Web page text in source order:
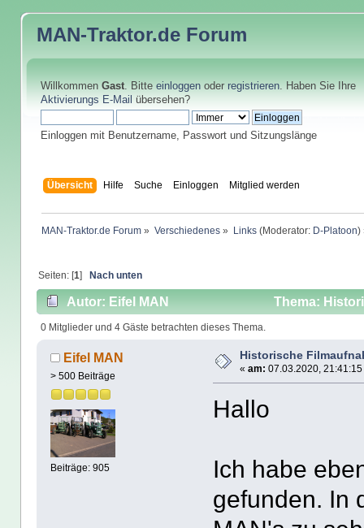
MAN-Traktor.de Forum
Willkommen Gast. Bitte einloggenoder registrieren. Haben Sie Ihre
Aktivierungs E-Mail übersehen?
Einloggen mit Benutzername, Passwort und Sitzungslänge
Übersicht Hilfe Suche Einloggen Mitglied werden
MAN-Traktor.de Forum » Verschiedenes » Links(Moderator: D-Platoon)
Seiten: [1] Nach unten
Autor: Eifel MAN Thema:
0 Mitglieder und 4 Gäste betrachten dieses Thema.
Eifel MAN
> 500 Beiträge
Beiträge: 905
Historische
« am: 07.03.2020, 21:41:15
Hallo
Ich habe
gefunden. In